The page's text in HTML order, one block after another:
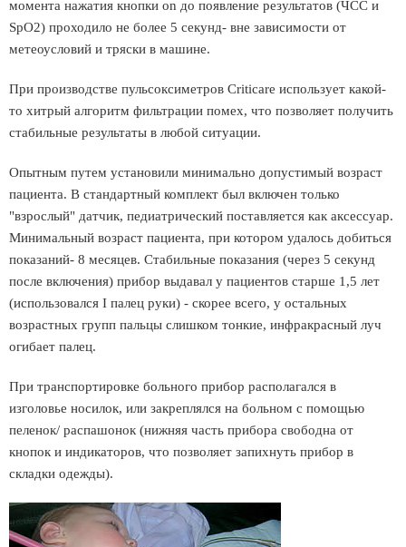
момента нажатия кнопки o­n до появление результатов (ЧСС и
SpO2) проходило не более 5 секунд- вне зависимости от
метеоусловий и тряски в машине.
При производстве пульсоксиметров Criticare использует какой-
то хитрый алгоритм фильтрации помех, что позволяет получить
стабильные результаты в любой ситуации.
Опытным путем установили минимально допустимый возраст
пациента. В стандартный комплект был включен только
"взрослый" датчик, педиатрический поставляется как аксессуар.
Минимальный возраст пациента, при котором удалось добиться
показаний- 8 месяцев. Стабильные показания (через 5 секунд
после включения) прибор выдавал у пациентов старше 1,5 лет
(использовался I палец руки) - скорее всего, у остальных
возрастных групп пальцы слишком тонкие, инфракрасный луч
огибает палец.
При транспортировке больного прибор располагался в
изголовье носилок, или закреплялся на больном с помощью
пеленок/ распашонок (нижняя часть прибора свободна от
кнопок и индикаторов, что позволяет запихнуть прибор в
складки одежды).